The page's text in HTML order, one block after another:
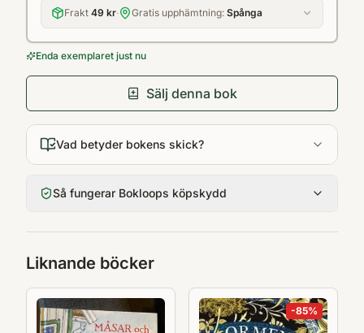
Frakt 49 kr· Gratis upphämtning: Spånga
Enda exemplaret just nu
Sälj denna bok
Vad betyder bokens skick?
Så fungerar Bokloops köpskydd
Liknande böcker
-85%